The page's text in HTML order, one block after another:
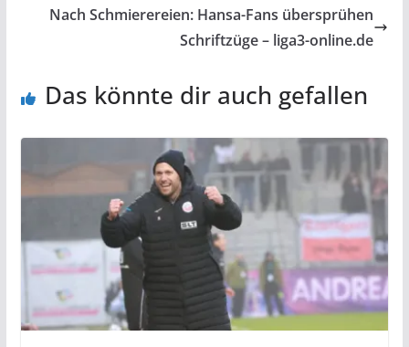
Nach Schmierereien: Hansa-Fans übersprühen
Schriftzüge – liga3-online.de
Das könnte dir auch gefallen